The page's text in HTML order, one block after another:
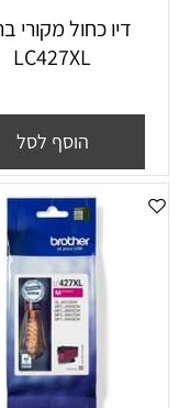
דיו כחול מקורי
LC427XL
הוסף לסל